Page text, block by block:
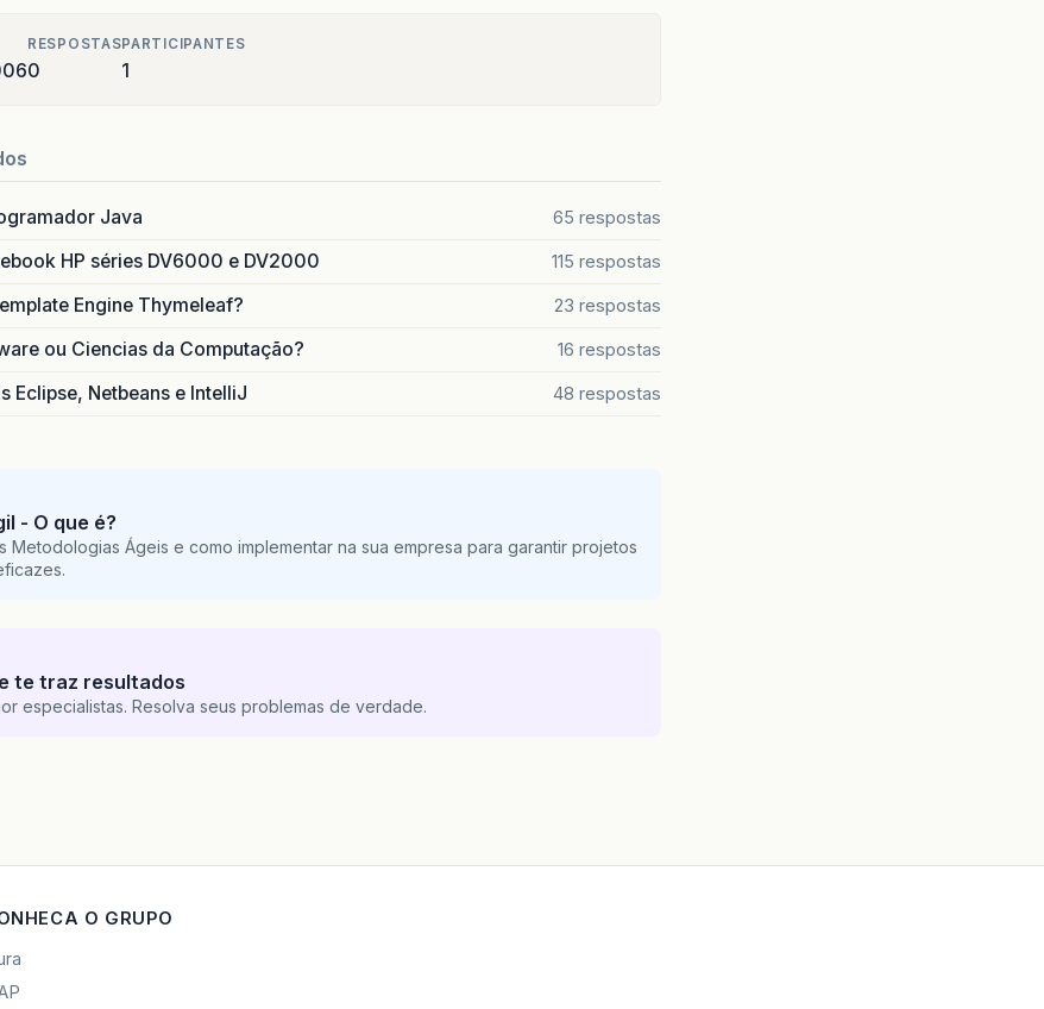
RESPOSTAS
0
PARTICIPANTES
1
Java 65 respostas
HP séries DV6000 e DV2000 115 respostas
Engine Thymeleaf? 23 respostas
ou Ciencias da Computação? 16 respostas
Eclipse, Netbeans e IntelliJ 48 respostas
- O que é?
Metodologias Ágeis e como implementar na sua empresa para garantir projetos
te traz resultados
especialistas. Resolva seus problemas de verdade.
O GRUPO